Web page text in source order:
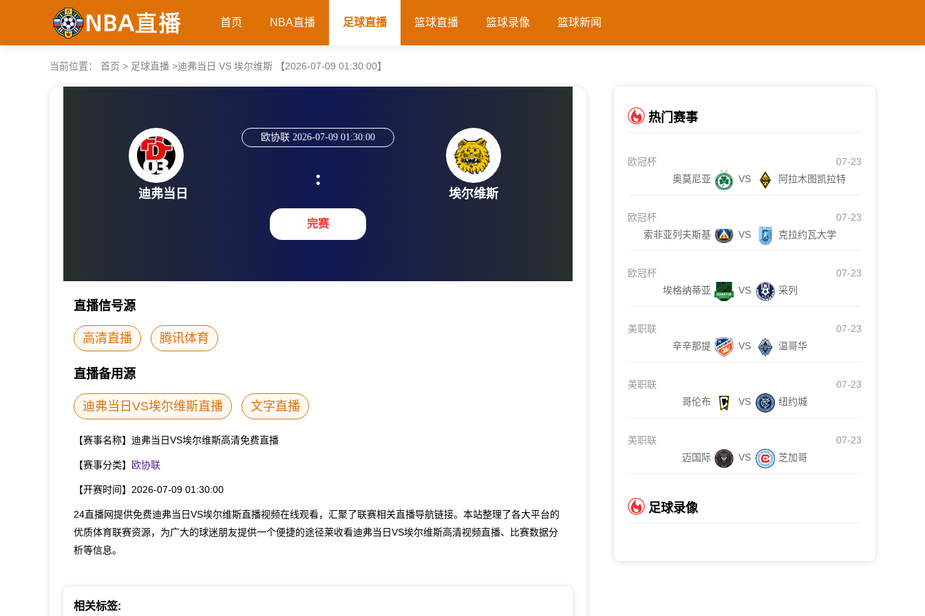
首页 NBA直播 足球直播 篮球直播 篮球录像 篮球新闻
当前位置： 首页 > 足球直播 >迪弗当日 VS 埃尔维斯 【2026-07-09 01:30:00】
迪弗当日
欧协联 2026-07-09 01:30:00
:
完赛
埃尔维斯
直播信号源
高清直播 腾讯体育
直播备用源
迪弗当日VS埃尔维斯直播 文字直播
【赛事名称】 迪弗当日VS埃尔维斯高清免费直播
【赛事分类】 欧协联
【开赛时间】 2026-07-09 01:30:00
24直播网提供免费迪弗当日VS埃尔维斯直播视频在线观看，汇聚了联赛相关直播导航链接。本站整理了各大平台的
优质体育联赛资源，为广大的球迷朋友提供一个便捷的途径莱收看迪弗当日VS埃尔维斯高清视频直播、比赛数据分
析等信息。
相关标签:
热门赛事
欧冠杯
07-23
奥莫尼亚
VS 阿拉木图凯拉特
欧冠杯
07-23
索非亚列夫斯基
VS 克拉约瓦大学
欧冠杯
07-23
埃格纳蒂亚
VS 采列
美职联
07-23
辛辛那提
VS 温哥华
美职联
07-23
哥伦布
VS 纽约城
美职联
07-23
迈国际
VS 芝加哥
足球录像